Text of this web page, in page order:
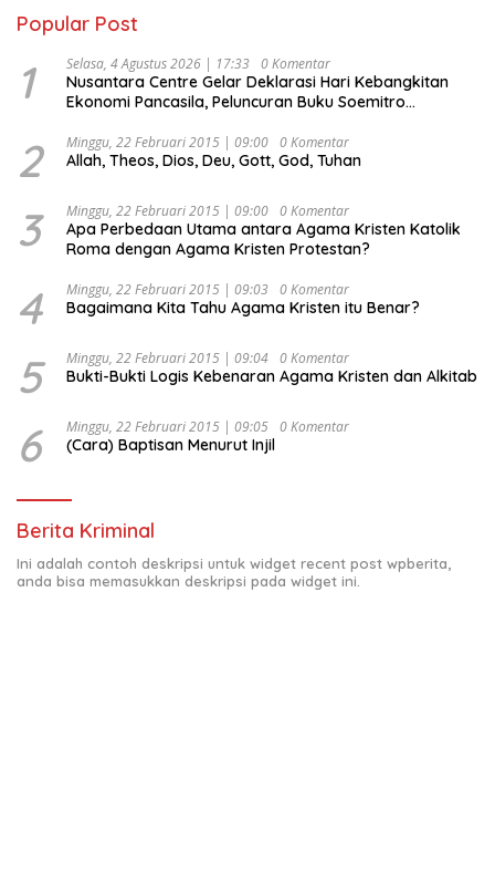
Popular Post
1 Selasa, 4 Agustus 2026 | 17:33 0 Komentar
Nusantara Centre Gelar Deklarasi Hari Kebangkitan
Ekonomi Pancasila, Peluncuran Buku Soemitro
Ekonomi Politik Indonesia) & Simposium Nasional
“Urgensi Undang-Undang Perekonomian Nasional dan
Indonesia Emas 2045”,
2 Minggu, 22 Februari 2015 | 09:00 0 Komentar
Allah, Theos, Dios, Deu, Gott, God, Tuhan
3 Minggu, 22 Februari 2015 | 09:00 0 Komentar
Apa Perbedaan Utama antara Agama Kristen Katolik
Roma dengan Agama Kristen Protestan?
4 Minggu, 22 Februari 2015 | 09:03 0 Komentar
Bagaimana Kita Tahu Agama Kristen itu Benar?
5 Minggu, 22 Februari 2015 | 09:04 0 Komentar
Bukti-Bukti Logis Kebenaran Agama Kristen dan Alkitab
6 Minggu, 22 Februari 2015 | 09:05 0 Komentar
(Cara) Baptisan Menurut Injil
Berita Kriminal
Ini adalah contoh deskripsi untuk widget recent post wpberita,
anda bisa memasukkan deskripsi pada widget ini.